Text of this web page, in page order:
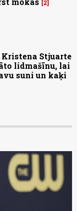
2
Stjuarte
lidmašīnu, lai
suni un kaķi